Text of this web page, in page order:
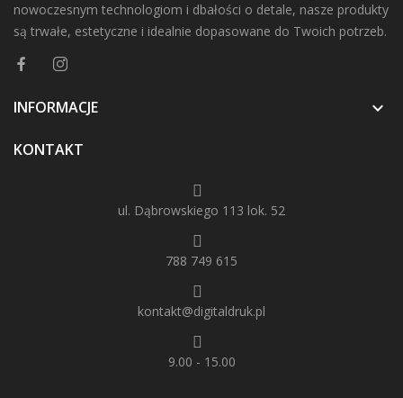
nowoczesnym technologiom i dbałości o detale, nasze produkty
są trwałe, estetyczne i idealnie dopasowane do Twoich potrzeb.
INFORMACJE 
KONTAKT
ul. Dąbrowskiego 113 lok. 52
788 749 615
kontakt@digitaldruk.pl
9.00 - 15.00